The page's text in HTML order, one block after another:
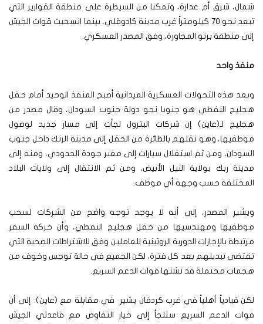
شمال، شرق أم عدارة، وتمكنا من السيطرة على منطقة القوارير التي
تبعد نحو 70 كيلومتراً غرب مدينة كادوقلي، بينما انسحبت قوات الجيش
إلى منطقة برنو المجاورة، وفق المصدر العسكري.
منفذ واحد
وبعد هذه التحولات العسكرية الميدانية أصبح المنفذ الوحيد أمام حقل
هجليج النفطي هو جنوبا نحو دولة جنوب السودان، وقال مصدر من
هجليج لـ(عاين) إن شركات البترول لجأت إلى مسار جديد لوصول
موظفيها، وهو نقلهم بالطائرة من الحقل إلى مدينة الرنك داخل جنوب
السودان، ومن ثم استغلال سيارات إلى معبر جودة الحدودي، ومنه إلى
مدينة ربك بولاية النيل الأبيض، ومن ثم الانتقال إلى ولايات البلاد
المختلفة حسب وجهة أي موظف.
ويشير المصدر، إلى أنه لا يوجد توجه واضح من الشركات لسحب
موظفيها ومهندسيها من حقل هجليج النفطي، وأن حركة السفر
مرتبطة بالإجازات الدورية الروتينية للعاملين وفق للاشتراطات الصحية التي
تقتضي تبديلهم بعد كل فترة، لكن الجميع في حالة توجس وخوف من
هجمات محتملة قد تشنها قوات الدعم السريع.
لكن قيادياً أهلياً في غرب كردفان يشير في مقابلة مع (عاين): إلى أن
قوات الدعم السريع ستلجأ إلى خيار التفاوض مع قاعدتي الجيش